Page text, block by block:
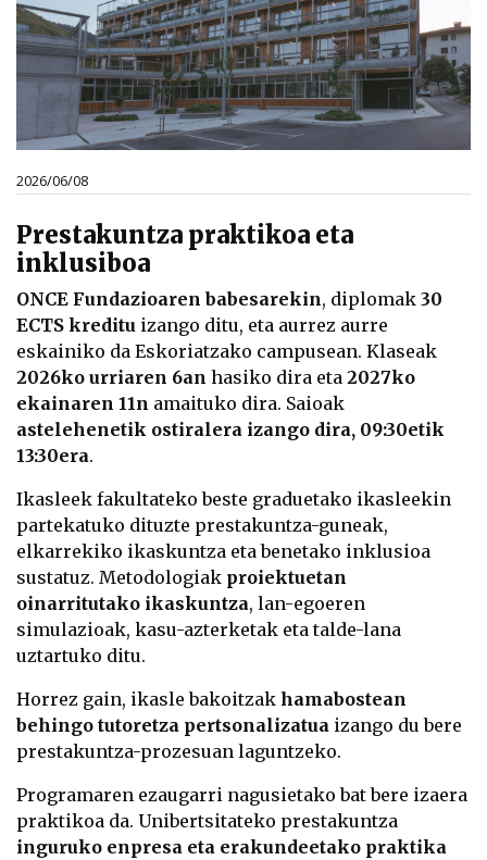
2026/06/08
Prestakuntza praktikoa eta
inklusiboa
ONCE Fundazioaren babesarekin, diplomak 30
ECTS kreditu izango ditu, eta aurrez aurre
eskainiko da Eskoriatzako campusean. Klaseak
2026ko urriaren 6an hasiko dira eta 2027ko
ekainaren 11n amaituko dira. Saioak
astelehenetik ostiralera izango dira, 09:30etik
13:30era.
Ikasleek fakultateko beste graduetako ikasleekin
partekatuko dituzte prestakuntza-guneak,
elkarrekiko ikaskuntza eta benetako inklusioa
sustatuz. Metodologiak proiektuetan
oinarritutako ikaskuntza, lan-egoeren
simulazioak, kasu-azterketak eta talde-lana
uztartuko ditu.
Horrez gain, ikasle bakoitzak hamabostean
behingo tutoretza pertsonalizatua izango du bere
prestakuntza-prozesuan laguntzeko.
Programaren ezaugarri nagusietako bat bere izaera
praktikoa da. Unibertsitateko prestakuntza
inguruko enpresa eta erakundeetako praktika